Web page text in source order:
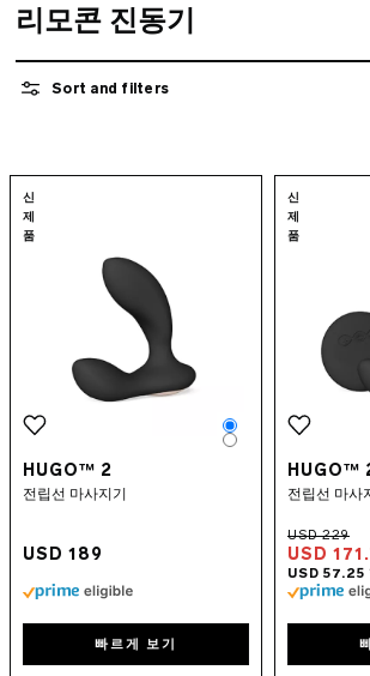
커플용 섹스 토이
모든 제품 보기
신규 섹스 토이
보충제
수용성 러브젤
섹스 액세서리
INTIMINA BY LELO
럭셔리 섹스 토이
LELO MAKEUP™
리모콘 진동기
Sort and filters
HUGO™ 2
신
제
품
HUGO™ 2
전립선 마사지기
USD 189
Color
Color
빠르게 보기
신
제
품
HUGO™
전립선 마사
USD